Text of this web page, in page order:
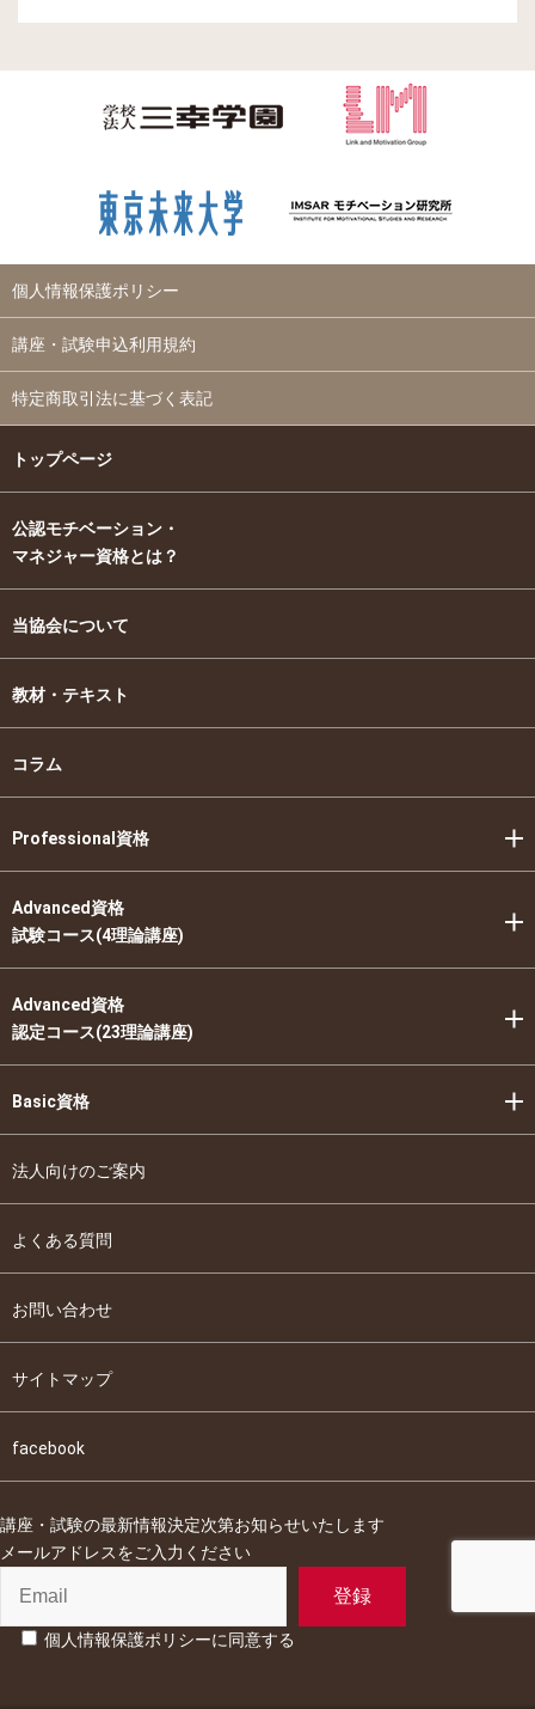
個人情報保護ポリシー
講座・試験申込利用規約
特定商取引法に基づく表記
トップページ
公認モチベーション・
マネジャー資格とは？
当協会について
教材・テキスト
コラム
Professional資格
Advanced資格
試験コース(4理論講座)
Advanced資格
認定コース(23理論講座)
Basic資格
法人向けのご案内
よくある質問
お問い合わせ
サイトマップ
facebook
講座・試験の最新情報決定次第お知らせいたします
メールアドレスをご入力ください
個人情報保護ポリシーに同意する